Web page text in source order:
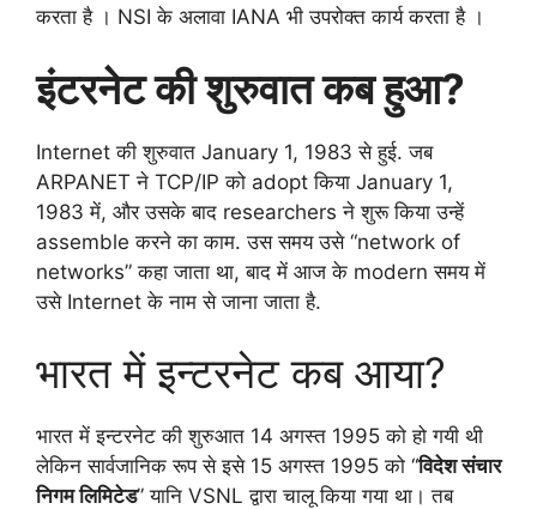
करता है । NSI के अलावा IANA भी उपरोक्त कार्य करता है ।
इंटरनेट की शुरुवात कब हुआ?
Internet की शुरुवात January 1, 1983 से हुई. जब
ARPANET ने TCP/IP को adopt किया January 1,
1983 में, और उसके बाद researchers ने शुरू किया उन्हें
assemble करने का काम. उस समय उसे “network of
networks” कहा जाता था, बाद में आज के modern समय में
उसे Internet के नाम से जाना जाता है.
भारत में इन्टरनेट कब आया?
भारत में इन्टरनेट की शुरुआत 14 अगस्त 1995 को हो गयी थी
लेकिन सार्वजानिक रूप से इसे 15 अगस्त 1995 को “विदेश संचार
निगम लिमिटेड” यानि VSNL द्वारा चालू किया गया था। तब